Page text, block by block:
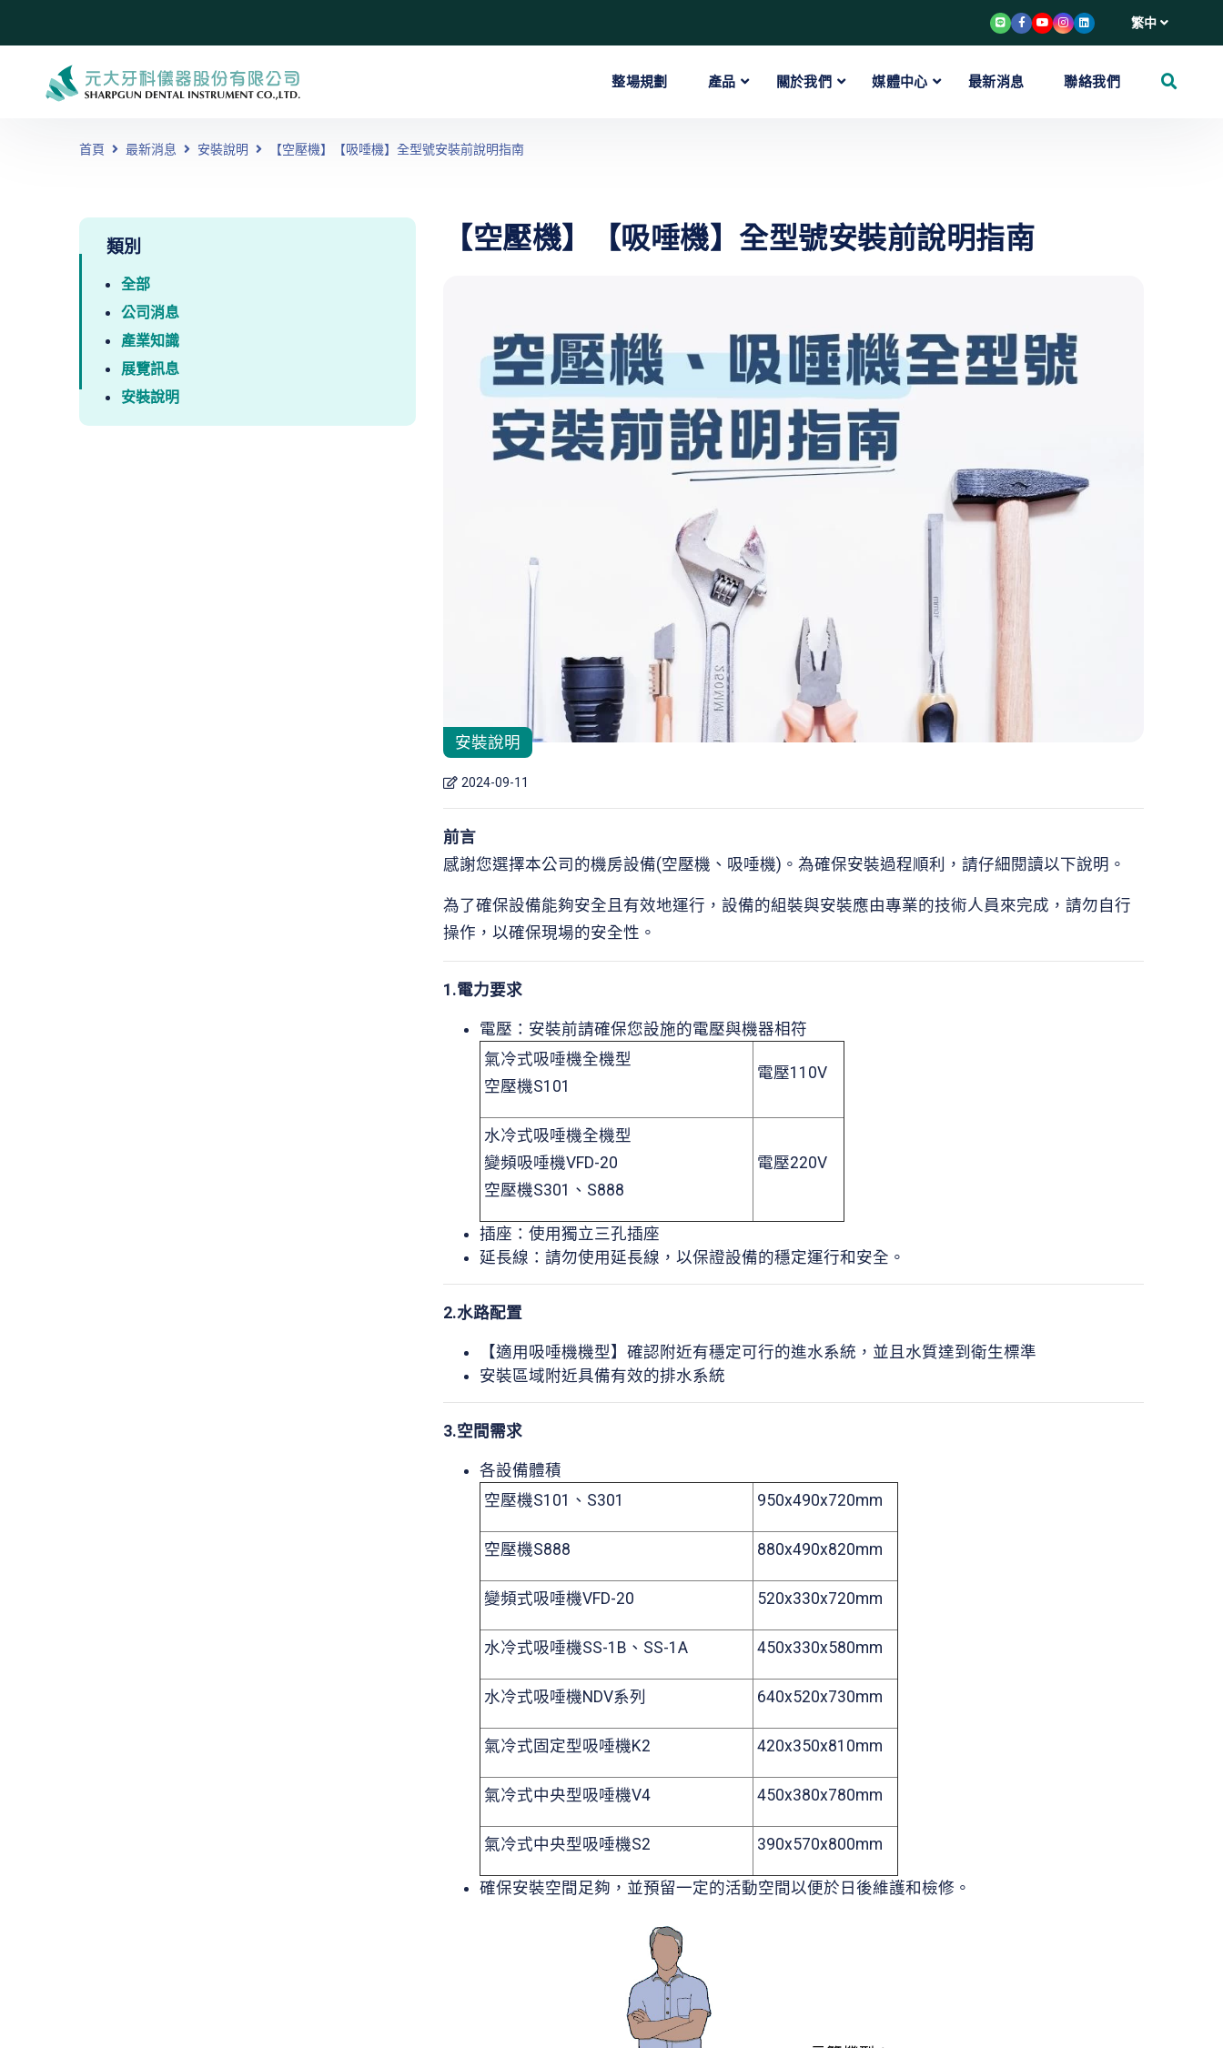
繁中
整場規劃 產品 關於我們 媒體中心 最新消息 聯絡我們
首頁 最新消息 安裝說明 【空壓機】【吸唾機】全型號安裝前說明指南
【空壓機】【吸唾機】全型號安裝前說明指南
安裝說明
2024-09-11
前言
感謝您選擇本公司的機房設備(空壓機、吸唾機)。為確保安裝過程順利，請仔細閱讀以下說明。
為了確保設備能夠安全且有效地運行，設備的組裝與安裝應由專業的技術人員來完成，請勿自行
操作，以確保現場的安全性。
1.電力要求
電壓：安裝前請確保您設施的電壓與機器相符
氣冷式吸唾機全機型
空壓機S101
電壓110V
水冷式吸唾機全機型
變頻吸唾機VFD-20
空壓機S301、S888
電壓220V
插座：使用獨立三孔插座
延長線：請勿使用延長線，以保證設備的穩定運行和安全。
2.水路配置
【適用吸唾機機型】確認附近有穩定可行的進水系統，並且水質達到衛生標準
安裝區域附近具備有效的排水系統
3.空間需求
各設備體積
空壓機S101、S301
950x490x720mm
空壓機S888 880x490x820mm
變頻式吸唾機VFD-20 520x330x720mm
水冷式吸唾機SS-1B、SS-1A 450x330x580mm
水冷式吸唾機NDV系列 640x520x730mm
氣冷式固定型吸唾機K2 420x350x810mm
氣冷式中央型吸唾機V4 450x380x780mm
氣冷式中央型吸唾機S2 390x570x800mm
確保安裝空間足夠，並預留一定的活動空間以便於日後維護和檢修。
類別
全部
公司消息
產業知識
展覽訊息
安裝說明